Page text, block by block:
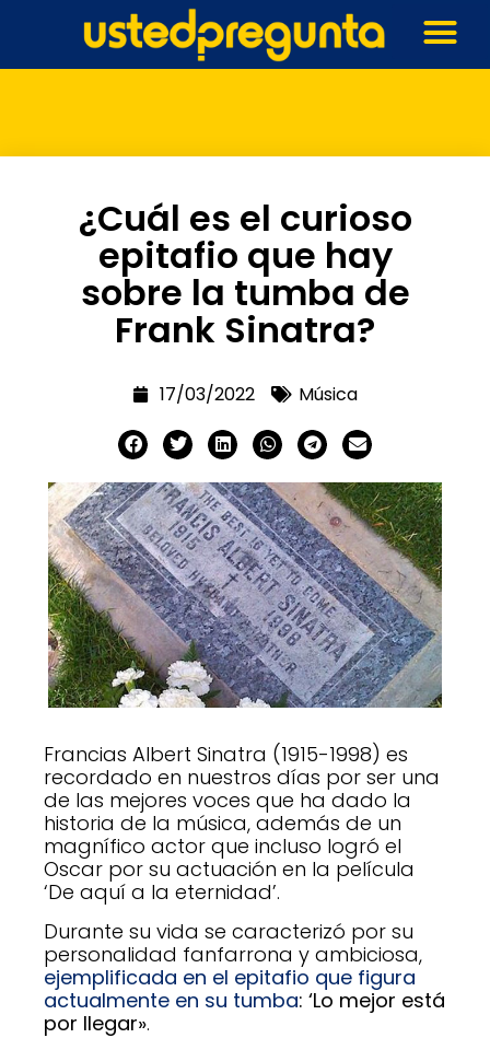
¿Cuál es el curioso
epitafio que hay
sobre la tumba de
Frank Sinatra?
17/03/2022 Música
Francias Albert Sinatra (1915-1998) es
recordado en nuestros días por ser una
de las mejores voces que ha dado la
historia de la música, además de un
magnífico actor que incluso logró el
Oscar por su actuación en la película
‘De aquí a la eternidad’.
Durante su vida se caracterizó por su
personalidad fanfarrona y ambiciosa,
ejemplificada en el epitafio que figura
actualmente en su tumba: ‘Lo mejor está
por llegar».